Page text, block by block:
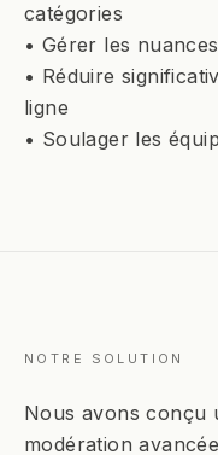
catégories
• Gérer les
• Réduire
ligne
• Soulager les
NOTRE SOLUTION
Nous avons conçu
modération